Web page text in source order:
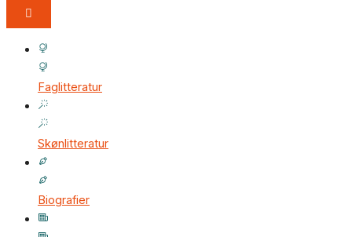
Faglitteratur
Skønlitteratur
Biografier